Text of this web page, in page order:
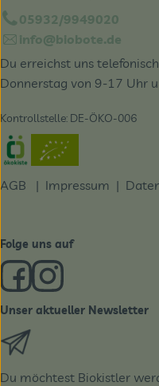
05932/9949020
info@biobote.de
Du erreichst uns
Donnerstag von 9-17 Uhr
Kontrollstelle: DE-ÖKO-006
Externer Link zu
AGB | Impressum |
Folge uns auf
Externer Link zu
Externer Link
Unser aktueller Newsletter
Du möchtest Biokistler